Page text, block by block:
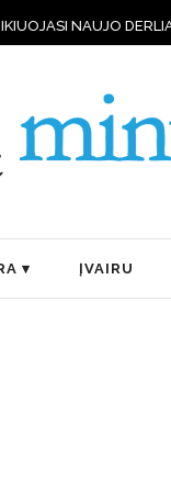
VILKSTINĖS
ĮVAIRU